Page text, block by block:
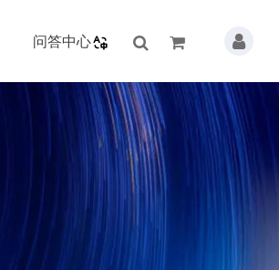
问答中心